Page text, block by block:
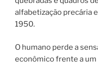
alfabetização precária
1950.
O humano perde a
econômico frente a um